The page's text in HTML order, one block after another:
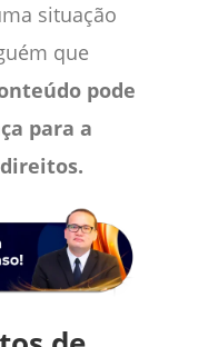
situação
que
pode
para a